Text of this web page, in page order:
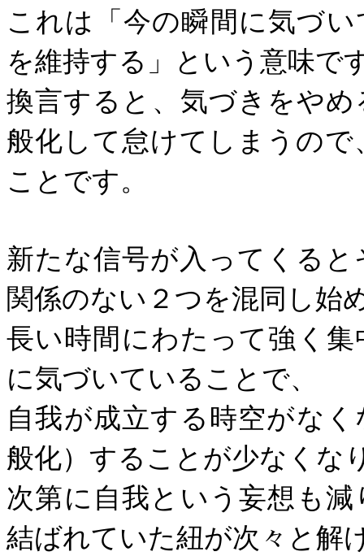
これは「今の瞬間に気づ
を維持する」という意味で
換言すると、気づきをや
般化して怠けてしまうの
ことです。
新たな信号が入ってくる
関係のない２つを混同し始
長い時間にわたって強く
に気づいていることで、
自我が成立する時空がな
般化）することが少なくな
次第に自我という妄想も
結ばれていた紐が次々と解